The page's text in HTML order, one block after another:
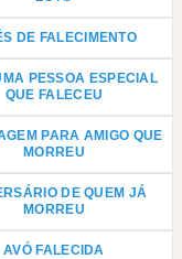
DE FALECIMENTO
PESSOA ESPECIAL
QUE FALECEU
PARA AMIGO QUE
MORREU
DE QUEM JÁ
MORREU
AVÓ FALECIDA